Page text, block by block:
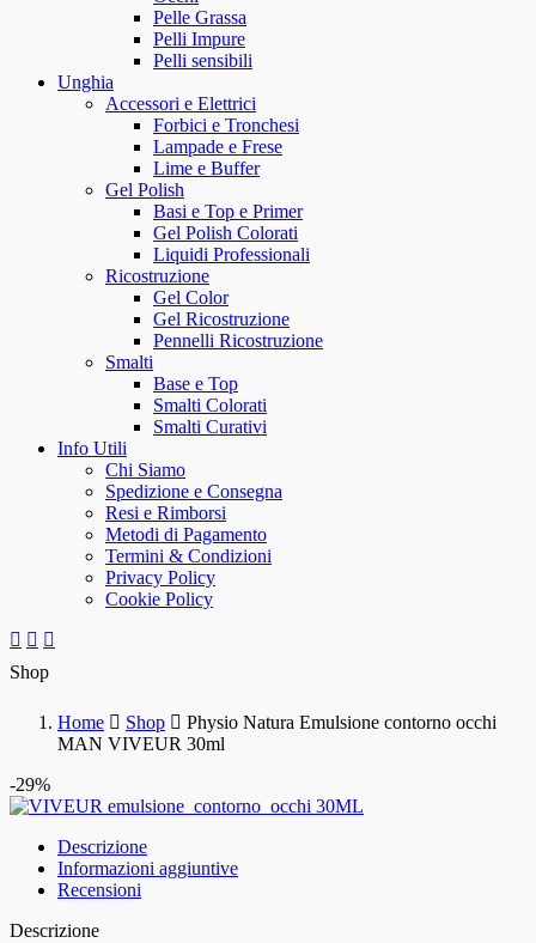
Pelle Grassa
Pelli Impure
Pelli sensibili
Unghia
Accessori e Elettrici
Forbici e Tronchesi
Lampade e Frese
Lime e Buffer
Gel Polish
Basi e Top e Primer
Gel Polish Colorati
Liquidi Professionali
Ricostruzione
Gel Color
Gel Ricostruzione
Pennelli Ricostruzione
Smalti
Base e Top
Smalti Colorati
Smalti Curativi
Info Utili
Chi Siamo
Spedizione e Consegna
Resi e Rimborsi
Metodi di Pagamento
Termini & Condizioni
Privacy Policy
Cookie Policy
Shop
Home Shop
Physio Natura Emulsione contorno occhi
MAN VIVEUR 30ml
-29%
Descrizione
Informazioni aggiuntive
Recensioni
Descrizione